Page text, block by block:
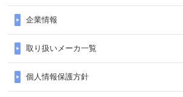
企業情報
取り扱いメーカ一覧
個人情報保護方針